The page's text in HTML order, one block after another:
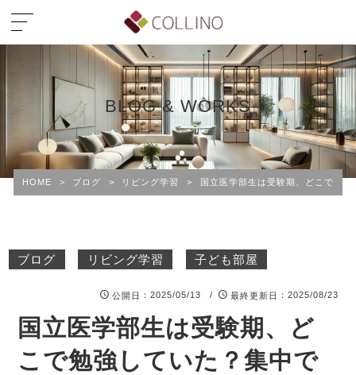
BLOG & WORKS
HOME > ブログ > リビング学習 > 国立医学部生は受験期、どこで勉
ブログ リビング学習 子ども部屋
公開日 ：2025/05/13 / 最終更新日 ：2025/08/23
国立医学部生は受験期、ど
こで勉強していた？集中で